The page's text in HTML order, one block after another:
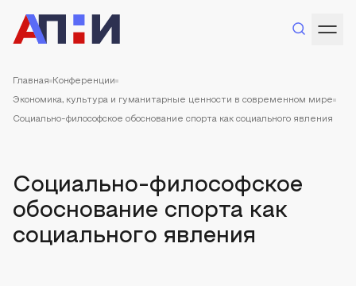
Главная Конференции
Экономика, культура и гуманитарные ценности в современном мире
Социально-философское обоснование спорта как социального явления
Социально-философское
обоснование спорта как
социального явления